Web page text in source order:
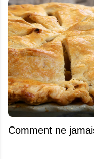
Comment ne